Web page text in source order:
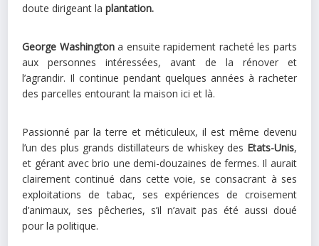
doute dirigeant laplantation.
George Washingtona ensuite rapidement racheté les parts
aux personnes intéressées, avant de la rénover et
l’agrandir. Il continue pendant quelques années à racheter
des parcelles entourant la maison ici et là.
Passionné par la terre et méticuleux, il est même devenu
l’un des plus grands distillateurs de whiskey des Etats-Unis,
et gérant avec brio une demi-douzaines de fermes. Il aurait
clairement continué dans cette voie, se consacrant à ses
exploitations de tabac, ses expériences de croisement
d’animaux, ses pêcheries, s’il n’avait pas été aussi doué
pour la politique.